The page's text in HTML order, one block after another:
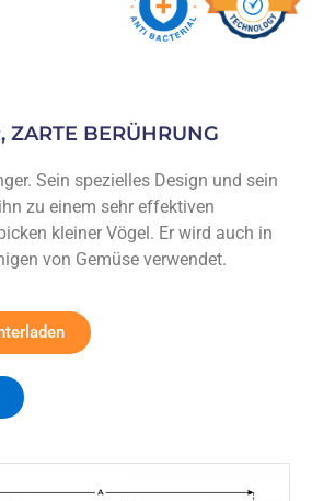
ZARTE BERÜHRUNG
Sein spezielles Design und sein
zu einem sehr effektiven
kleiner Vögel. Er wird auch in
von Gemüse verwendet.